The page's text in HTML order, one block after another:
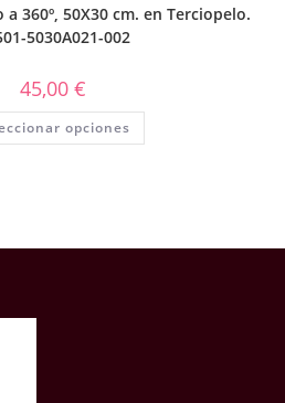
360º, 50X30 cm. en Terciopelo.
5030A021-002
45,00 €
opciones